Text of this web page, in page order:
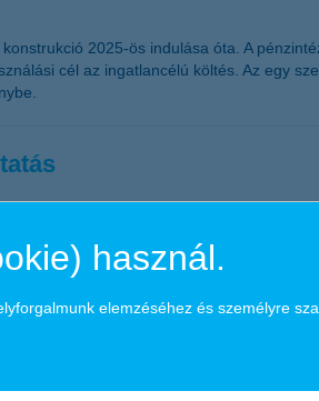
2025-ös indulása óta. A
cél az ingatlancélú költés. Az egy
munkavállalók számára ma már
egyre markánsabban jelenik meg az
használ.
elemzéséhez és személyre